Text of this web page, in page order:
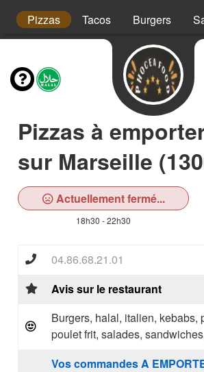
Pizzas Tacos Burgers
Pizzas à
sur Marseille
Actuellement fermé...
18h30 - 22h30
04.86.68.21.01
Avis sur le restaurant
Burgers, halal, italien, kebabs,
poulet frit, salades,
Vos commandes A